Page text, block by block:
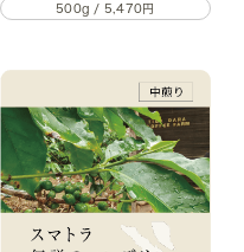
500g / 5,470円